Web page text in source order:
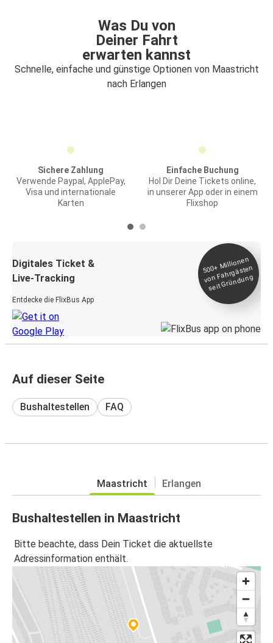
Was Du von
Deiner Fahrt
erwarten kannst
Schnelle, einfache und günstige Optionen von Maastricht
nach Erlangen
Sichere Zahlung
Verwende Paypal, ApplePay,
Visa und internationale
Karten
Einfache Buchung
Hol Dir Deine Tickets online,
in unserer App oder in einem
Flixshop
Digitales Ticket &
Live-Tracking
Entdecke die FlixBus App
500+
Millionen
von Fahrgästen
seit
Gründung
Auf dieser Seite
Bushaltestellen FAQ
Maastricht Erlangen
Bushaltestellen in Maastricht
Bitte beachte, dass Dein Ticket die aktuellste
Adressinformation enthält.